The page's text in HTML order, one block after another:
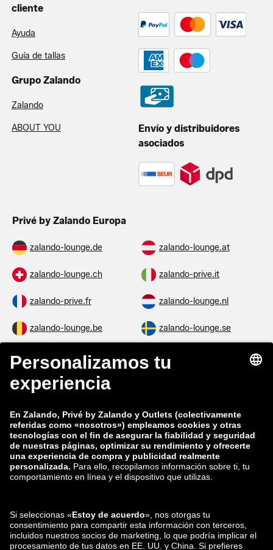
cliente
Ayuda
Guía de tallas
Grupo Zalando
Zalando
ABOUT YOU
Envío y distribuidores
asociados
Privé by Zalando Europa
zalando-lounge.de zalando-lounge.at
zalando-lounge.ch zalando-prive.it
zalando-prive.fr zalando-lounge.nl
zalando-lounge.be zalando-lounge.se
zalando-lounge.fi
zalando-lounge.co.uk
zalando-prive.es
zalando-lounge.lt zalando-lounge.sk
zalando-lounge.ro zalando-lounge.hr
zalando-lounge.lu zalando-lounge.ee
zalando-lounge.lv zalando-lounge.no